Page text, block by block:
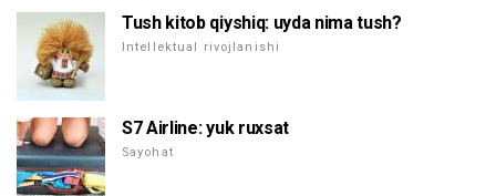
Tush kitob qiyshiq: uyda nima tush?
Intellektual rivojlanishi
S7 Airline: yuk ruxsat
Sayohat